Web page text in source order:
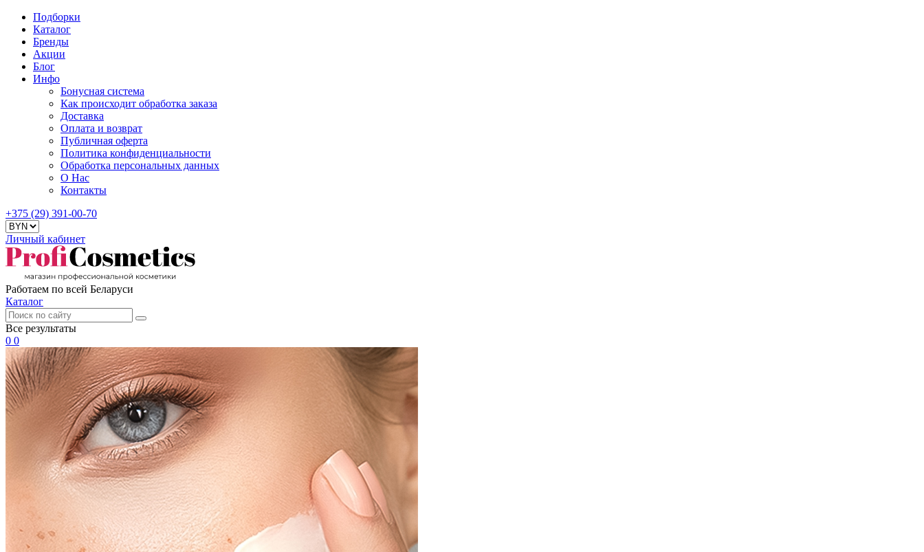
Подборки
Каталог
Бренды
Акции
Блог
Инфо
Бонусная система
Как происходит обработка заказа
Доставка
Оплата и возврат
Публичная оферта
Политика конфиденциальности
Обработка персональных данных
О Нас
Контакты
+375 (29) 391-00-70
Личный кабинет
Работаем по всей Беларуси
Каталог
Все результаты
0 0